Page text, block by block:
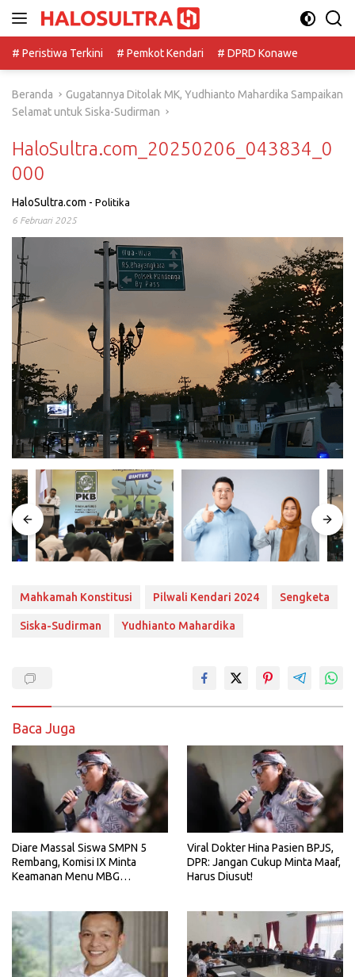
# Peristiwa Terkini
# Pemkot Kendari # DPRD Konawe
Beranda
Gugatannya Ditolak MK, Yudhianto Mahardika Sampaikan
Selamat untuk Siska-Sudirman
HaloSultra.com_20250206_043834_0
000
HaloSultra.com - Politika
6 Februari 2025
Mahkamah Konstitusi Pilwali Kendari 2024 Sengketa
Siska-Sudirman Yudhianto Mahardika
Baca Juga
Diare Massal Siswa SMPN 5
Rembang, Komisi IX Minta
Keamanan Menu MBG
Viral Dokter Hina Pasien BPJS,
DPR: Jangan Cukup Minta Maaf,
Harus Diusut!